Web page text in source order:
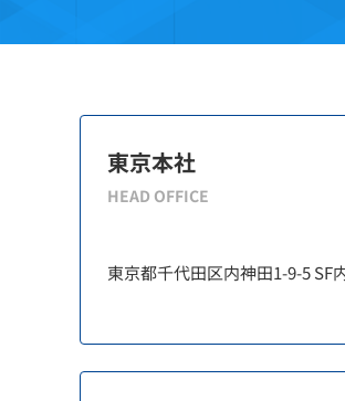
東京本社
HEAD OFFICE
東京都千代田区内神田1-9-5 SF